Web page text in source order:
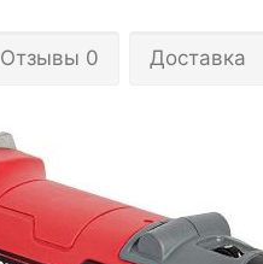
Отзывы 0 Доставка